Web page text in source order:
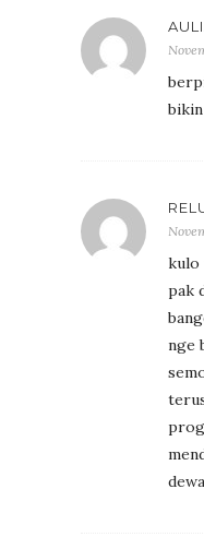
kulo
pak
nge